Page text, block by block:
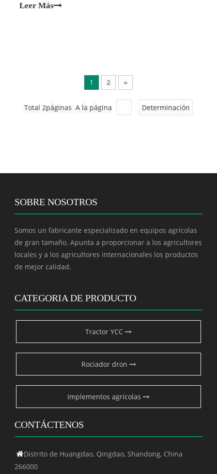
contacto con los tractores. Ver algunos tubos de escape
Leer Más
1 2 »
Total 2páginas A la página Determinación
SOBRE NOSOTROS
Somos un fabricante especializado en equipos agrícolas
de gran tamaño. Apunta a proporcionar a los agricultores
locales y a los agricultores internacionales los productos
de mejor calidad.
CATEGORIA DE PRODUCTO
Tractor YCC
Rociador dron
Implementos agrícolas
CONTÁCTENOS
Distrito de Huangdao, Qingdao, Shandong, China
266000